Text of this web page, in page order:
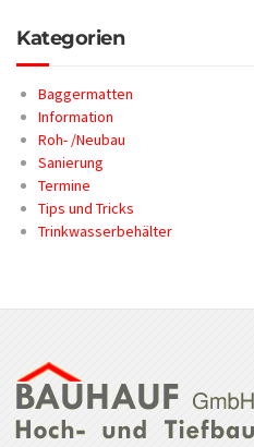
Kategorien
Baggermatten
Information
Roh- /Neubau
Sanierung
Termine
Tips und Tricks
Trinkwasserbehälter